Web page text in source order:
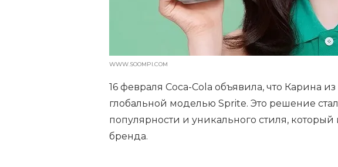
WWW.SOOMPI.COM
16 февраля Coca-Cola объявила, что Карина
глобальной моделью Sprite. Это решение
популярности и уникального стиля, который
бренда.